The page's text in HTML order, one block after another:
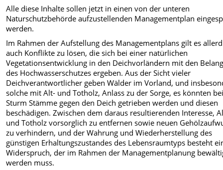
Alle diese Inhalte sollen jetzt in einen von der unteren
Naturschutzbehörde aufzustellenden Managementplan
werden.
Im Rahmen der Aufstellung des Managementplans gilt es
auch Konflikte zu lösen, die sich bei einer natürlichen
Vegetationsentwicklung in den Deichvorländern mit den
des Hochwasserschutzes ergeben. Aus der Sicht vieler
Deichverantwortlicher geben Wälder im Vorland, und
solche mit Alt- und Totholz, Anlass zu der Sorge, es könnten
Sturm Stämme gegen den Deich getrieben werden und diesen
beschädigen. Zwischen dem daraus resultierenden Interesse,
und Totholz vorsorglich zu entfernen sowie neuen
zu verhindern, und der Wahrung und Wiederherstellung des
günstigen Erhaltungszustandes des Lebensraumtyps besteht
Widerspruch, der im Rahmen der Managementplanung
werden muss.